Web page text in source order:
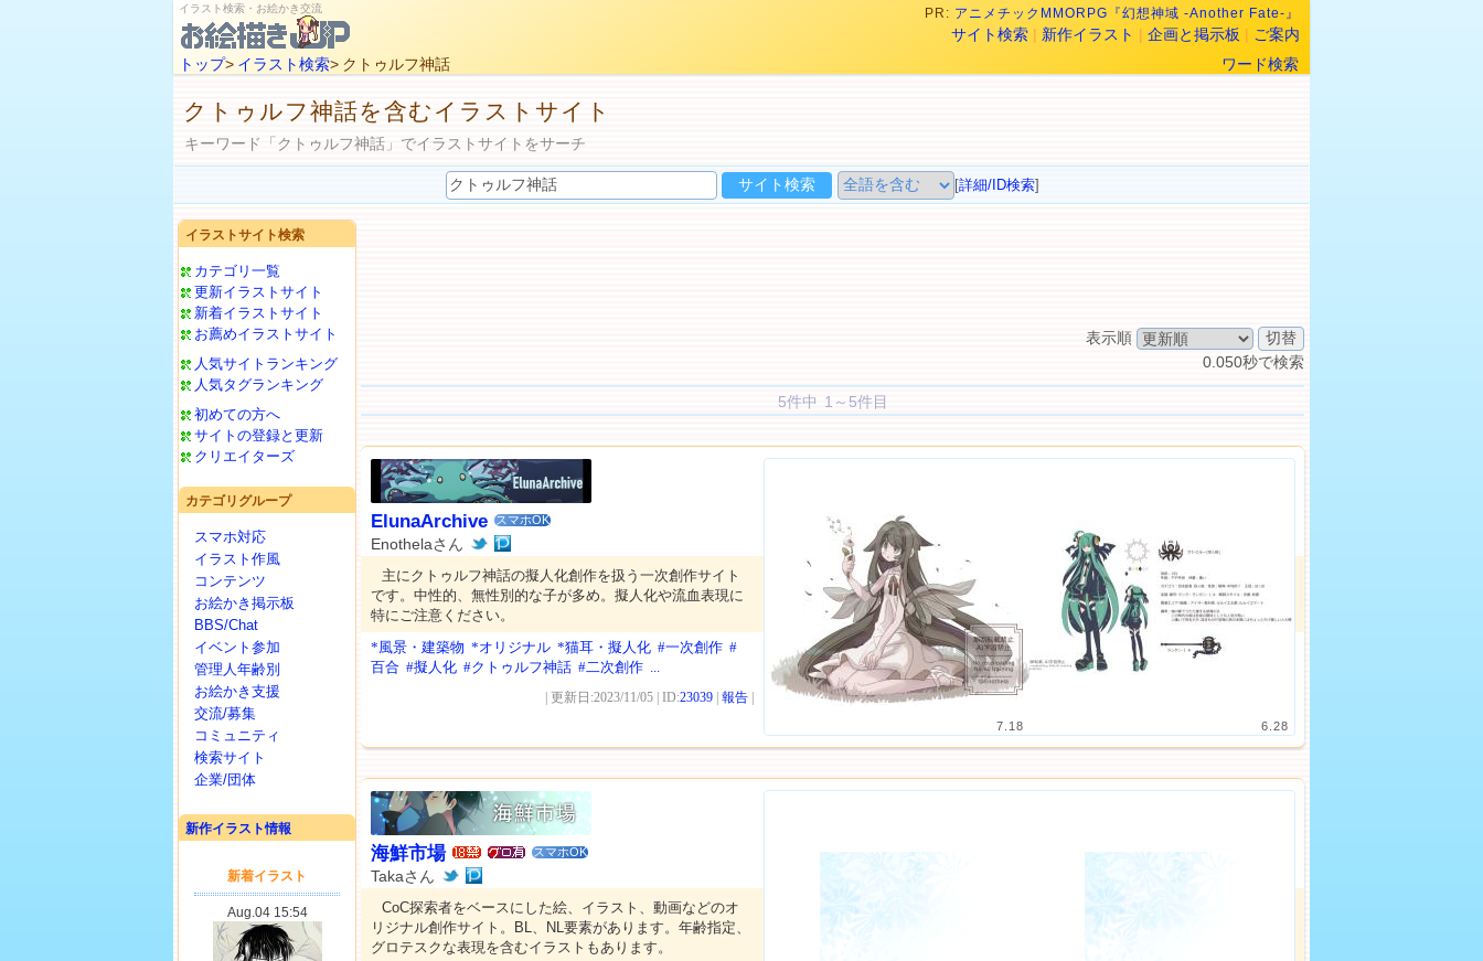
イラスト検索・お絵かき交流 PR: アニメチックMMORPG『幻想神域 -Another Fate-』
サイト検索 | 新作イラスト | 企画と掲示板 | ご案内
トップ> イラスト検索> クトゥルフ神話 ワード検索
クトゥルフ神話を含むイラストサイト
キーワード「クトゥルフ神話」でイラストサイトをサーチ
[詳細/ID検索]
イラストサイト検索
カテゴリ一覧
更新イラストサイト
新着イラストサイト
お薦めイラストサイト
人気サイトランキング
人気タグランキング
初めての方へ
サイトの登録と更新
クリエイターズ
カテゴリグループ
スマホ対応
イラスト作風
コンテンツ
お絵かき掲示板
BBS/Chat
イベント参加
管理人年齢別
お絵かき支援
交流/募集
コミュニティ
検索サイト
企業/団体
新作イラスト情報
表示順
0.050秒で検索
5件中 1～5件目
7.18 6.28
ElunaArchive スマホOK
Enothelaさん
主にクトゥルフ神話の擬人化創作を扱う一次創作サイト
です。中性的、無性別的な子が多め。擬人化や流血表現に
特にご注意ください。
*風景・建築物 *オリジナル *猫耳・擬人化 #一次創作 #
百合 #擬人化 #クトゥルフ神話 #二次創作 ...
| 更新日:2023/11/05 | ID:23039 報告
海鮮市場 スマホOK
Takaさん
CoC探索者をベースにした絵、イラスト、動画などのオ
リジナル創作サイト。BL、NL要素があります。年齢指定、
グロテスクな表現を含むイラストもあります。